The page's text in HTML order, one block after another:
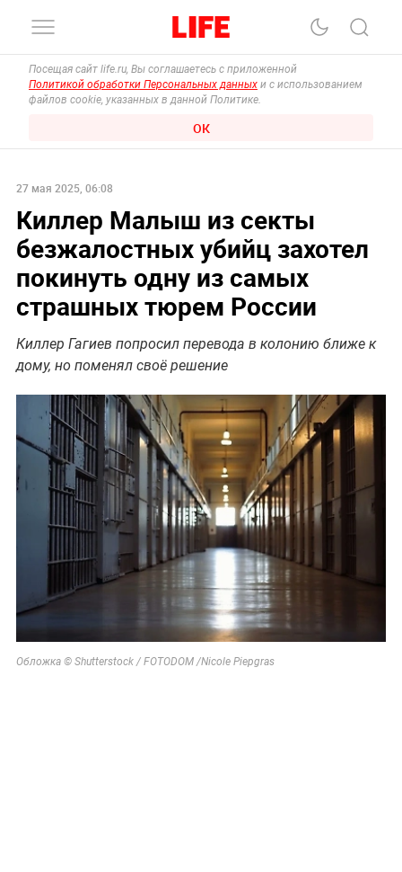
Посещая сайт life.ru, Вы соглашаетесь с приложенной
Политикой обработки Персональных данных и с использованием
файлов cookie, указанных в данной Политике.
ОК
27 мая 2025, 06:08
Киллер Малыш из секты
безжалостных убийц захотел
покинуть одну из самых
страшных тюрем России
Киллер Гагиев попросил перевода в колонию ближе к
дому, но поменял своё решение
Обложка © Shutterstock / FOTODOM /Nicole Piepgras